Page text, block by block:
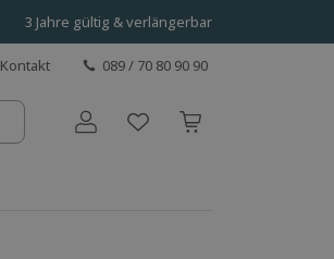
3 Jahre gültig & verlängerbar
Kontakt 089 / 70 80 90 90
Benutzerkonto